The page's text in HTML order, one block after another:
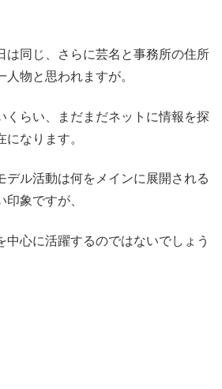
は同じ、さらに芸名と事務所の住所
物と思われますが。
くらい、まだまだネットに情報を探
なります。
デル活動は何をメインに展開される
象ですが、
中心に活躍するのではないでしょう